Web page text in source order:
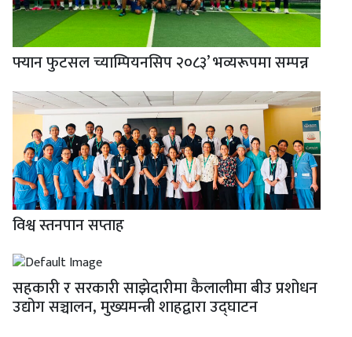
फ्यान फुटसल च्याम्पियनसिप २०८३’ भव्यरूपमा सम्पन्न
विश्व स्तनपान सप्ताह
सहकारी र सरकारी साझेदारीमा कैलालीमा बीउ प्रशोधन
उद्योग सञ्चालन, मुख्यमन्त्री शाहद्वारा उद्घाटन